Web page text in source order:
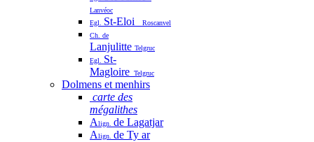
Lanvéoc
Egl. St-Eloi
Roscanvel
Ch. de
Lanjulitte Telgruc
Egl. St-
Magloire Telgruc
Dolmens et menhirs
carte des
mégalithes
Align. de Lagatjar
Align. de Ty ar